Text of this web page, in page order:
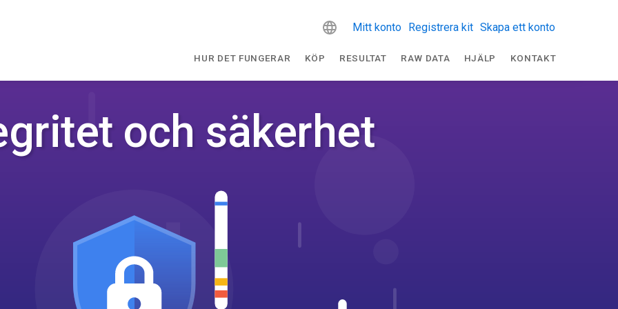
Mitt konto Registrera kit Skapa ett konto
HUR DET FUNGERAR KÖP RESULTAT RAW DATA HJÄLP KONTAKT
och säkerhet